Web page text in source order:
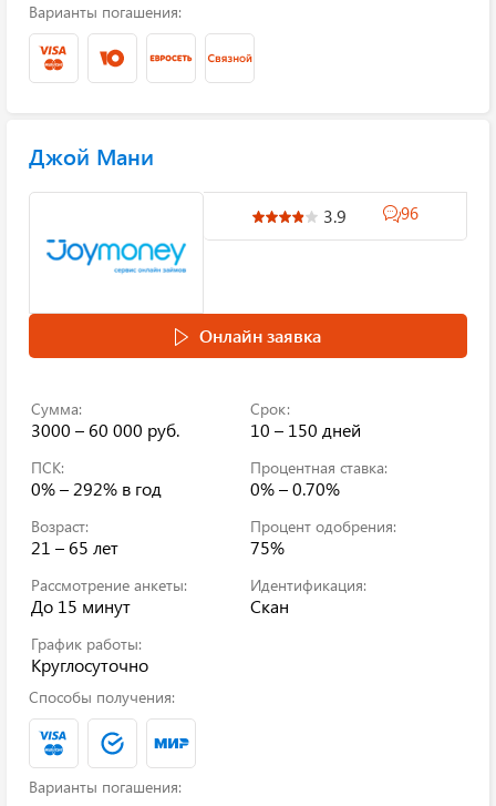
Варианты погашения:
Джой Мани
3.9 96
Онлайн заявка
Сумма:
3000 – 60 000 руб.
Срок:
10 – 150 дней
ПСК:
0% – 292% в год
Процентная ставка:
0% – 0.70%
Возраст:
21 – 65 лет
Процент одобрения:
75%
Рассмотрение анкеты:
До 15 минут
Идентификация:
Скан
График работы:
Круглосуточно
Способы получения:
Варианты погашения: